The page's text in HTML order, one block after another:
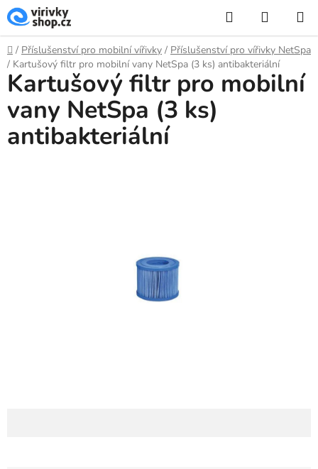
Přejít
na
obsah
Hledat
KOŠÍK
Domů
/ Příslušenství pro mobilní vířivky / Příslušenství pro vířivky NetSpa
/ Kartušový filtr pro mobilní vany NetSpa (3 ks) antibakteriální
Kartušový filtr pro mobilní
vany NetSpa (3 ks)
antibakteriální